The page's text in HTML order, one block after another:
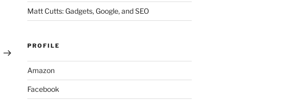
Matt Cutts: Gadgets, Google, and SEO
PROFILE
Amazon
Facebook